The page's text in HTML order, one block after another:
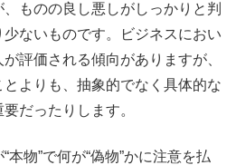
ものの良し悪しがしっかりと判
ないものです。ビジネスにおい
評価される傾向がありますが、
よりも、抽象的でなく具体的な
だったりします。
本物”で何が“偽物”かに注意を払